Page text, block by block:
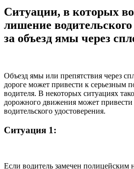
Ситуации, в которых
лишение водительского
за объезд ямы через
Объезд ямы или препятствия через
дороге может привести к серьезным
водителя. В некоторых ситуациях
дорожного движения может
водительского удостоверения.
Ситуация 1:
Если водитель замечен